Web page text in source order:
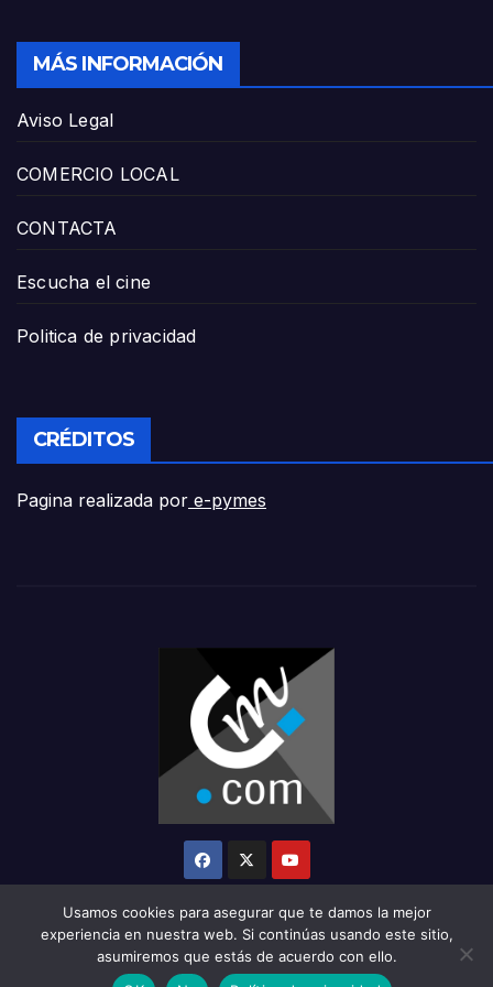
MÁS INFORMACIÓN
Aviso Legal
COMERCIO LOCAL
CONTACTA
Escucha el cine
Politica de privacidad
CRÉDITOS
Pagina realizada por e-pymes
Funciona gracias a WordPress| Tema: Newsup deThemeansar
Usamos cookies para asegurar que te damos la mejor
experiencia en nuestra web. Si continúas usando este sitio,
asumiremos que estás de acuerdo con ello.